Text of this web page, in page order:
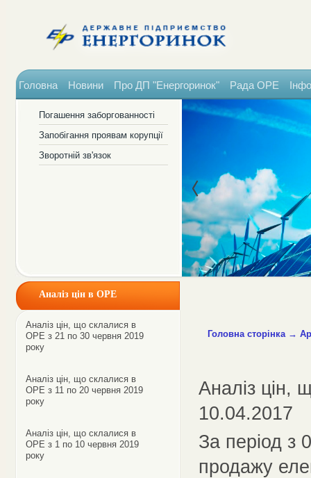
Головна Новини Про ДП "Енергоринок" Рада ОРЕ
Погашення заборгованності
Запобігання проявам корупції
Зворотній зв'язок
Аналіз цін в ОРЕ
Аналіз цін, що склалися в
ОРЕ з 21 по 30 червня 2019
року
Аналіз цін, що склалися в
ОРЕ з 11 по 20 червня 2019
року
Аналіз цін, що склалися в
ОРЕ з 1 по 10 червня 2019
року
Головна сторінка→
Аналіз цін,
10.04.2017
За період з
продажу